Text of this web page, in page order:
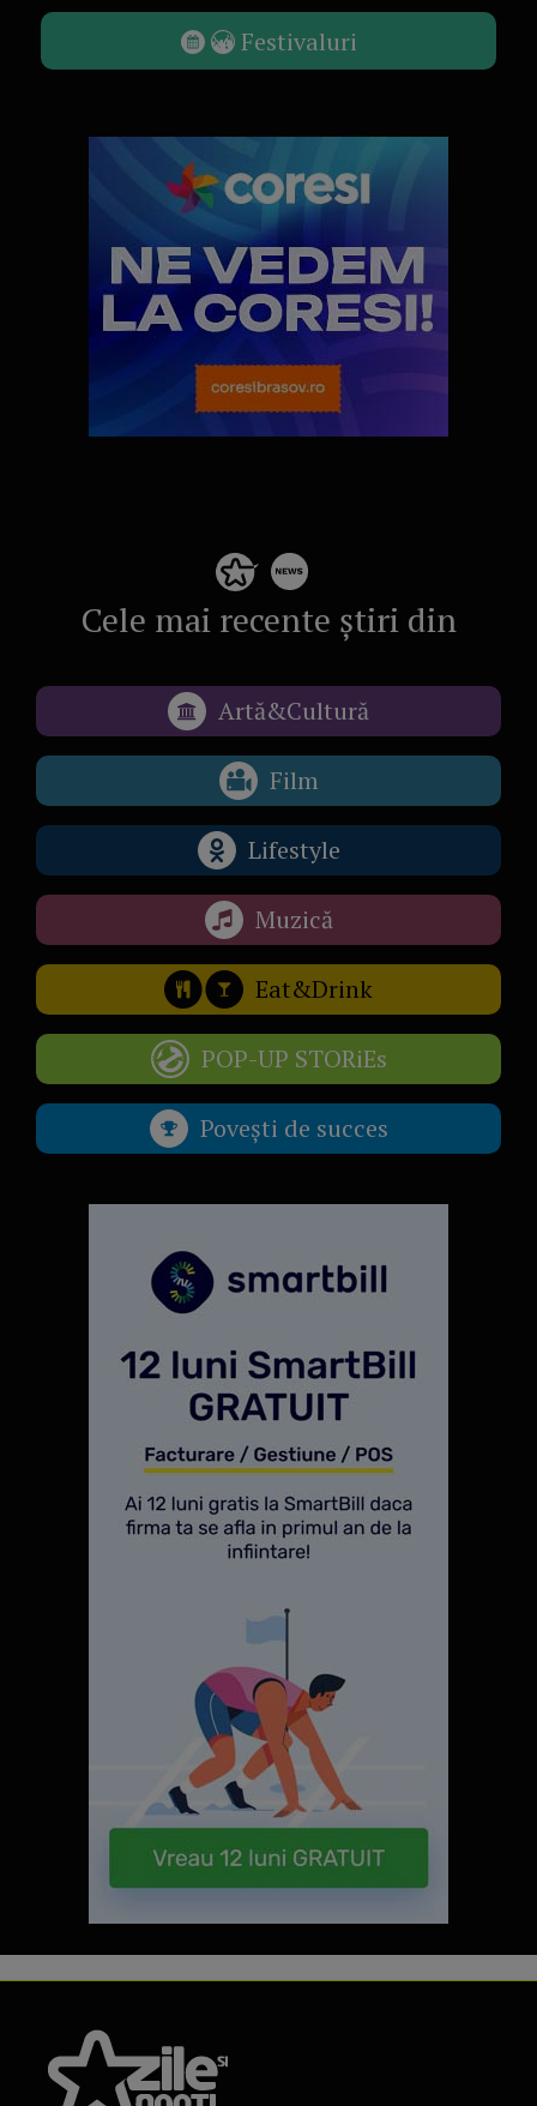
Festivaluri
Cele mai recente știri din
Artă&Cultură
Film
Lifestyle
Muzică
Eat&Drink
POP-UP STORiEs
Povești de succes